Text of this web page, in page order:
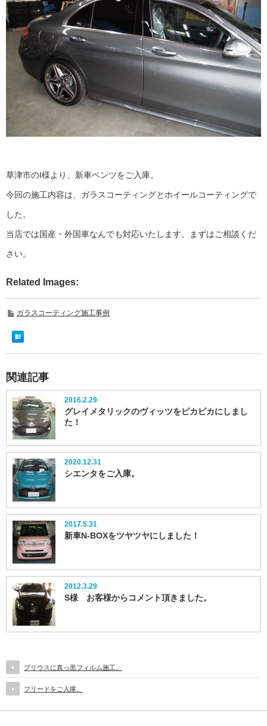
草津市のI様より、新車ベンツをご入庫。
今回の施工内容は、ガラスコーティングとホイールコーティングで
した。
当店では国産・外国車なんでも対応いたします。まずはご相談くだ
さい。
Related Images:
ガラスコーティング施工事例
関連記事
2016.2.29
グレイメタリックのヴィッツをピカピカにしまし
た！
2020.12.31
シエンタをご入庫。
2017.5.31
新車N-BOXをツヤツヤにしました！
2012.3.29
S様 お客様からコメント頂きました。
プリウスに真っ黒フィルム施工。
フリードをご入庫。